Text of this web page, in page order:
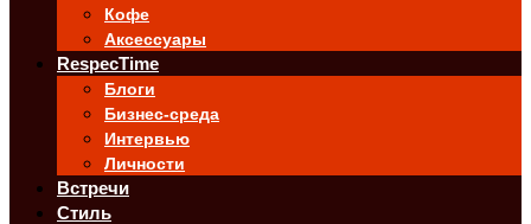
Кофе
Аксессуары
RespecTime
Блоги
Бизнес-среда
Интервью
Личности
Встречи
Стиль